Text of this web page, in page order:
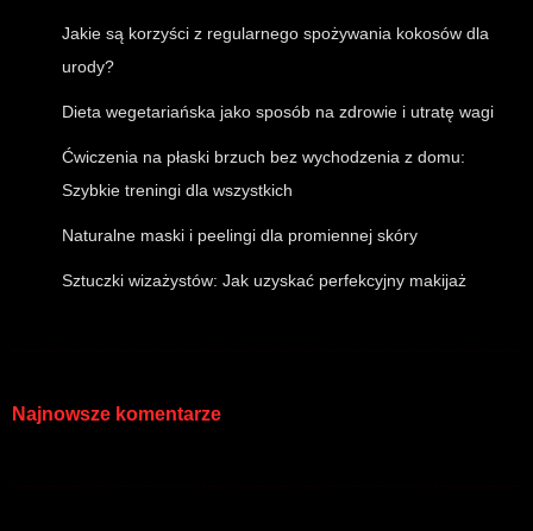
Jakie są korzyści z regularnego spożywania kokosów dla
urody?
Dieta wegetariańska jako sposób na zdrowie i utratę wagi
Ćwiczenia na płaski brzuch bez wychodzenia z domu:
Szybkie treningi dla wszystkich
Naturalne maski i peelingi dla promiennej skóry
Sztuczki wizażystów: Jak uzyskać perfekcyjny makijaż
Najnowsze komentarze